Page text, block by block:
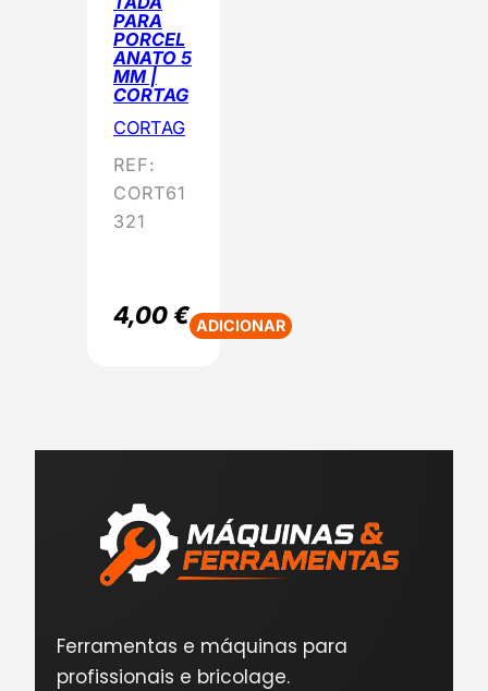
PARA
PORCEL
ANATO 5
MM |
CORTAG
CORTAG
REF:
CORT61
321
4,00€ ADICIONAR
Ferramentas e máquinas para
profissionais e bricolage.